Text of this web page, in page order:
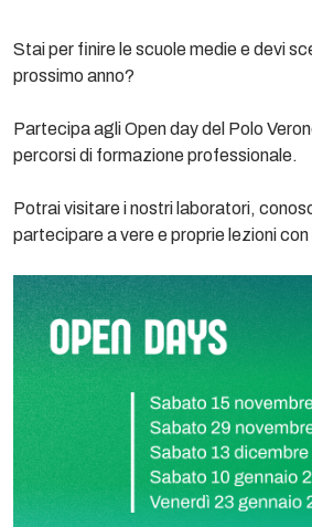
Stai per finire le scuole medie e devi
prossimo anno?
Partecipa agli Open day del Polo
percorsi di formazione professionale.
Potrai visitare i nostri laboratori,
partecipare a vere e proprie lezioni